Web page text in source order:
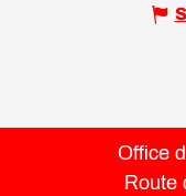
Office
Route